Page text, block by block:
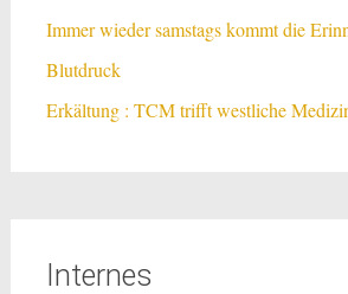
Immer wieder samstags kommt die
Blutdruck
Erkältung : TCM trifft westliche
Internes